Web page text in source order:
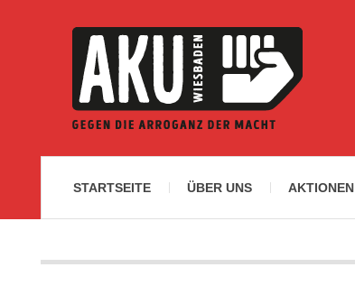
STARTSEITE ÜBER UNS AKTIONEN